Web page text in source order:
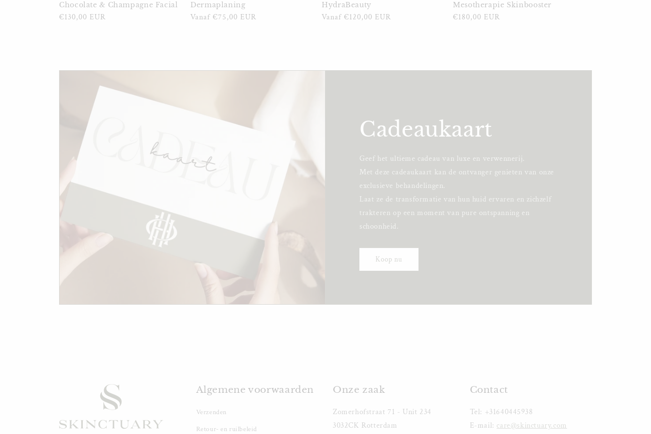
Chocolate & Champagne Facial
Normale
€130,00 EUR
Dermaplaning
Normale
Vanaf €75,00 EUR
HydraBeauty
Normale
Vanaf €120,00 EUR
Mesotherapie Skinbooster
Normale
€180,00 EUR
Cadeaukaart
Geef het ultieme cadeau van luxe en verwennerij.
Met deze cadeaukaart kan de ontvanger genieten van onze
exclusieve behandelingen.
Laat ze de transformatie van hun huid ervaren en zichzelf
trakteren op een moment van pure ontspanning en
schoonheid.
Koop nu
Algemene voorwaarden
Verzenden
Retour- en ruilbeleid
Onze zaak
Zomerhofstraat 71 - Unit 234
3032CK Rotterdam
Contact
Tel: +31640445938
E-mail: care@skinctuary.com